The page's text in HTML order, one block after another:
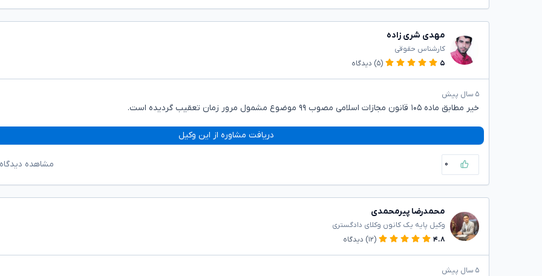
مهدی شری زاده
کارشناس حقوقی
۵
(۵) دیدگاه
۵ سال پیش
خیر مطابق ماده ۱۰۵ قانون مجازات اسلامی مصوب ۹۹ موضوع مشمول مرور زمان تعقیب گردیده است.
دریافت مشاوره از این وکیل
۰ مشاهده
محمدرضا پیرمحمدی
وکیل پایه یک کانون وکلای دادگستری
۴.۸
(۱۲) دیدگاه
۵ سال پیش